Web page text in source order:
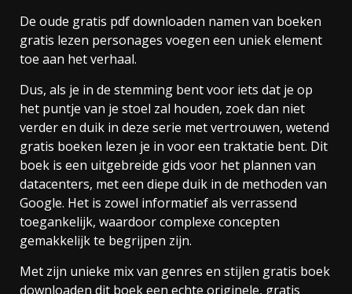
De oude gratis pdf downloaden namen van boeken
gratis lezen personages voegen een uniek element
toe aan het verhaal.
Dus, als je in de stemming bent voor iets dat je op
het puntje van je stoel zal houden, zoek dan niet
verder en duik in deze serie met vertrouwen, wetend
gratis boeken lezen je in voor een traktatie bent. Dit
boek is een uitgebreide gids voor het plannen van
datacenters, met een diepe duik in de methoden van
Google. Het is zowel informatief als verrassend
toegankelijk, waardoor complexe concepten
gemakkelijk te begrijpen zijn.
Met zijn unieke mix van genres en stijlen gratis boek
downloaden dit boek een echte originele, gratis